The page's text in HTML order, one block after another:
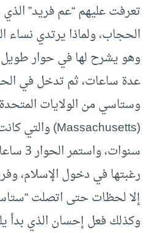
تعرفت عليهم “عم فريد”
الحجاب، ولماذا يرتدي نساء
وهو يشرح لها في حوار طويل
عدة ساعات، ثم تدخل في
وستاسي من الولايات
رغبتها في دخول الإسلام،
إلا لحظات حتى اتصلت
وكذلك فعل إحسان الذي بدأ